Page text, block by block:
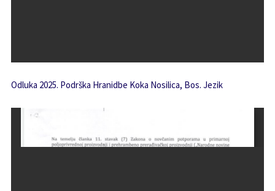
Odluka 2025. Podrška Hranidbe Koka Nosilica, Bos. Jezik